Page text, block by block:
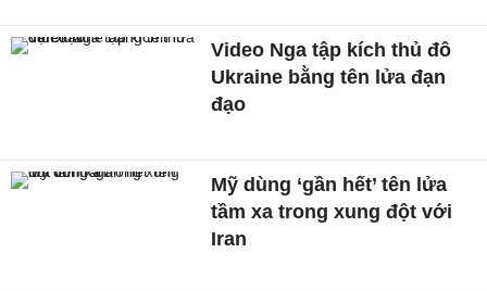
Video Nga tập kích thủ đô
Ukraine bằng tên lửa đạn
đạo
Mỹ dùng ‘gần hết’ tên lửa
tầm xa trong xung đột với
Iran